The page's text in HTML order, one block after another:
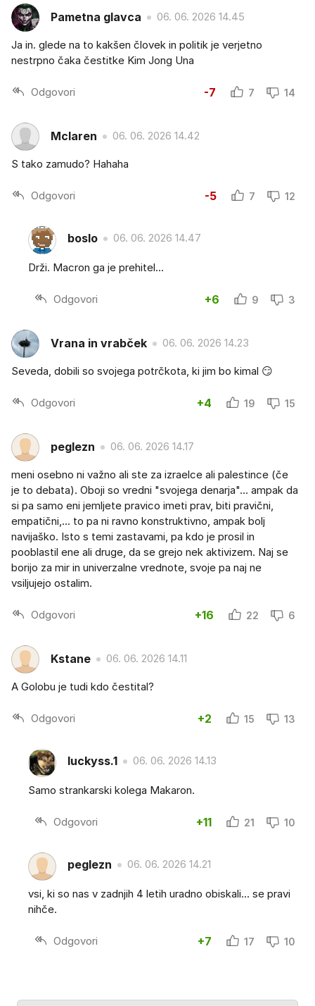
Pametna glavca 06. 06. 2026 14.45
Ja in. glede na to kakšen človek in politik je verjetno
nestrpno čaka čestitke Kim Jong Una
Odgovori -7 7 14
Mclaren 06. 06. 2026 14.42
S tako zamudo? Hahaha
Odgovori -5 7 12
boslo 06. 06. 2026 14.47
Drži. Macron ga je prehitel...
Odgovori +6 9 3
Vrana in vrabček 06. 06. 2026 14.23
Seveda, dobili so svojega potrčkota, ki jim bo kimal 😏
Odgovori +4 19 15
peglezn 06. 06. 2026 14.17
meni osebno ni važno ali ste za izraelce ali palestince (če
je to debata). Oboji so vredni "svojega denarja"... ampak da
si pa samo eni jemljete pravico imeti prav, biti pravični,
empatični,... to pa ni ravno konstruktivno, ampak bolj
navijaško. Isto s temi zastavami, pa kdo je prosil in
pooblastil ene ali druge, da se grejo nek aktivizem. Naj se
borijo za mir in univerzalne vrednote, svoje pa naj ne
vsiljujejo ostalim.
Odgovori +16 22 6
Kstane 06. 06. 2026 14.11
A Golobu je tudi kdo čestital?
Odgovori +2 15 13
luckyss.1 06. 06. 2026 14.13
Samo strankarski kolega Makaron.
Odgovori +11 21 10
peglezn 06. 06. 2026 14.21
vsi, ki so nas v zadnjih 4 letih uradno obiskali... se pravi
nihče.
Odgovori +7 17 10